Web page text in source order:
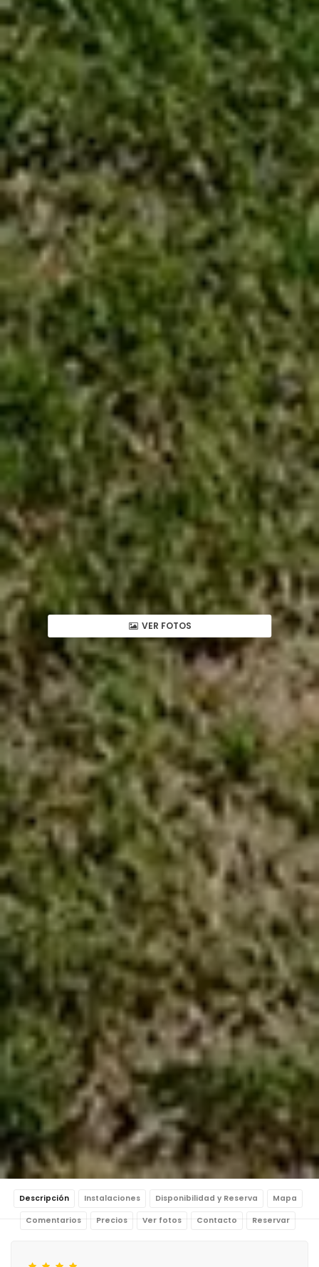
VER FOTOS
Descripción Instalaciones Disponibilidad y Reserva Mapa
Comentarios Precios Ver fotos Contacto Reservar